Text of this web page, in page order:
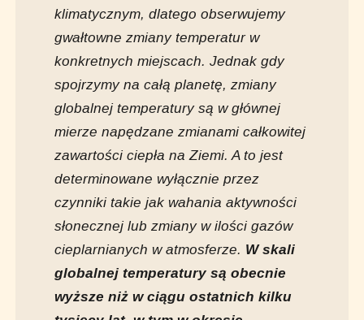
klimatycznym, dlatego obserwujemy
gwałtowne zmiany temperatur w
konkretnych miejscach. Jednak gdy
spojrzymy na całą planetę, zmiany
globalnej temperatury są w głównej
mierze napędzane zmianami całkowitej
zawartości ciepła na Ziemi. A to jest
determinowane wyłącznie przez
czynniki takie jak wahania aktywności
słonecznej lub zmiany w ilości gazów
cieplarnianych w atmosferze. W skali
globalnej temperatury są obecnie
wyższe niż w ciągu ostatnich kilku